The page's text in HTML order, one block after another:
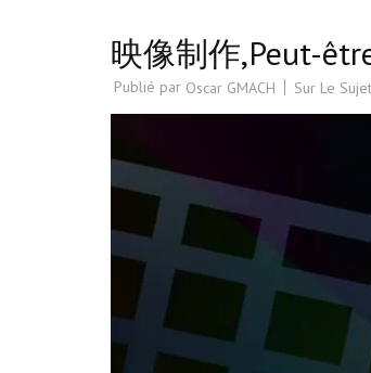
映像制作,Peut-
Publié par Oscar GMACH Sur Le